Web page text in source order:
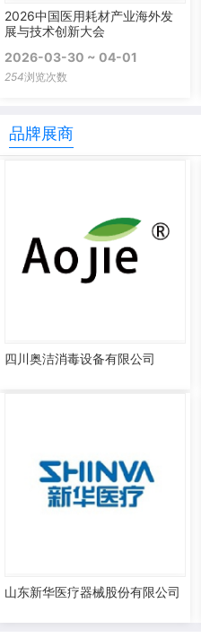
2026中国医用耗材产业海外发
展与技术创新大会
2026-03-30 ~ 04-01
254浏览次数
品牌展商
四川奥洁消毒设备有限公司
山东新华医疗器械股份有限公司